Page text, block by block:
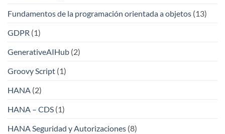
Fundamentos de la programación orientada a objetos (13)
GDPR (1)
GenerativeAIHub (2)
Groovy Script (1)
HANA (2)
HANA – CDS (1)
HANA Seguridad y Autorizaciones (8)